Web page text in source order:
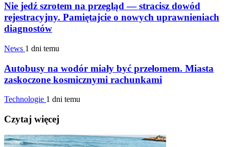
Nie jedź szrotem na przegląd — stracisz dowód
rejestracyjny. Pamiętajcie o nowych uprawnieniach
diagnostów
News 1 dni temu
Autobusy na wodór miały być przełomem. Miasta
zaskoczone kosmicznymi rachunkami
Technologie 1 dni temu
Czytaj więcej